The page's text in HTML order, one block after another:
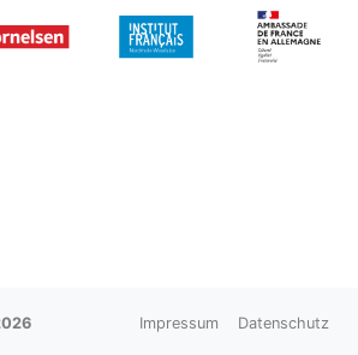
Impressum Datenschutz